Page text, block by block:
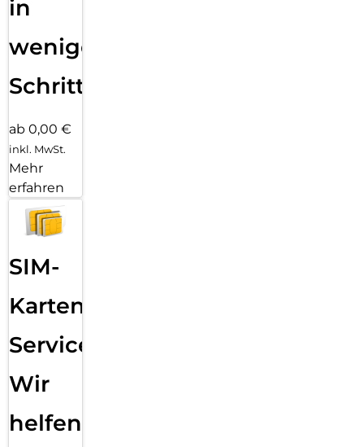
in
wenigen
Schritten
ab 0,00 €
inkl. MwSt.
Mehr
erfahren
SIM-
Karten
Service:
Wir
helfen